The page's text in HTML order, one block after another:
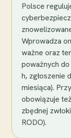
Polsce
Wprowadza
ważne oraz
poważnych
h, zgłoszenie
miesiąca).
obowiązuje
zbędnej
RODO).